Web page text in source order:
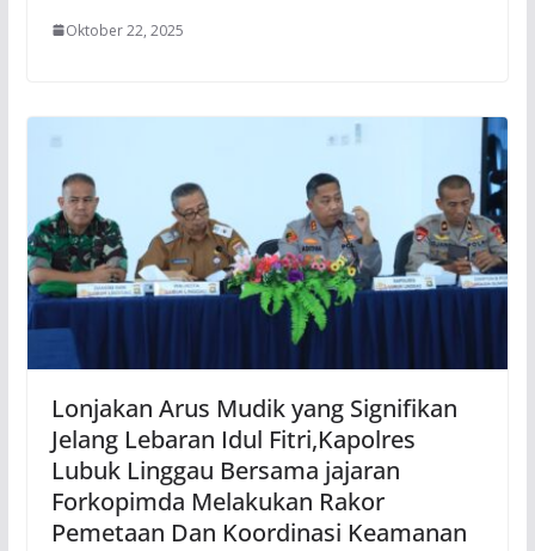
Oktober 22, 2025
Lonjakan Arus Mudik yang Signifikan
Jelang Lebaran Idul Fitri,Kapolres
Lubuk Linggau Bersama jajaran
Forkopimda Melakukan Rakor
Pemetaan Dan Koordinasi Keamanan